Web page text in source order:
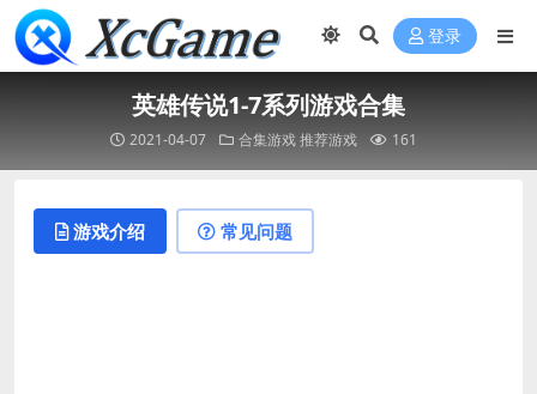
登录
英雄传说1-7系列游戏合集
2021-04-07 合集游戏推荐游戏 161
游戏介绍 常见问题